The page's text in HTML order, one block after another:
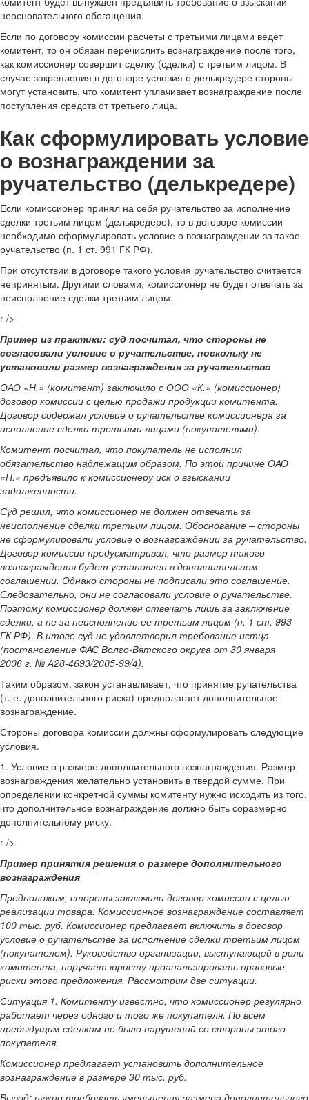
неосновательного обогащения.
Если по договору комиссии расчеты с третьими лицами ведет
комитент, то он обязан перечислить вознаграждение после того,
как комиссионер совершит сделку (сделки) с третьим лицом. В
случае закрепления в договоре условия о делькредере стороны
могут установить, что комитент уплачивает вознаграждение после
поступления средств от третьего лица.
Как сформулировать условие
о вознаграждении за
ручательство (делькредере)
Если комиссионер принял на себя ручательство за исполнение
сделки третьим лицом (делькредере), то в договоре комиссии
необходимо сформулировать условие о вознаграждении за такое
ручательство (п. 1 ст. 991 ГК РФ).
При отсутствии в договоре такого условия ручательство считается
непринятым. Другими словами, комиссионер не будет отвечать за
неисполнение сделки третьим лицом.
r />
Пример из практики: суд посчитал, что стороны не
согласовали условие о ручательстве, поскольку не
установили размер вознаграждения за ручательство
ОАО «Н.» (комитент) заключило с ООО «К.» (комиссионер)
договор комиссии с целью продажи продукции комитента.
Договор содержал условие о ручательстве комиссионера за
исполнение сделки третьими лицами (покупателями).
Комитент посчитал, что покупатель не исполнил
обязательство надлежащим образом. По этой причине ОАО
«Н.» предъявило к комиссионеру иск о взыскании
задолженности.
Суд решил, что комиссионер не должен отвечать за
неисполнение сделки третьим лицом. Обоснование – стороны
не сформулировали условие о вознаграждении за ручательство.
Договор комиссии предусматривал, что размер такого
вознаграждения будет установлен в дополнительном
соглашении. Однако стороны не подписали это соглашение.
Следовательно, они не согласовали условие о ручательстве.
Поэтому комиссионер должен отвечать лишь за заключение
сделки, а не за неисполнение ее третьим лицом (п. 1 ст. 993
ГК РФ). В итоге суд не удовлетворил требование истца
(постановление ФАС Волго-Вятского округа от 30 января
2006 г. № А28-4693/2005-99/4).
Таким образом, закон устанавливает, что принятие ручательства
(т. е. дополнительного риска) предполагает дополнительное
вознаграждение.
Стороны договора комиссии должны сформулировать следующие
условия.
1. Условие о размере дополнительного вознаграждения. Размер
вознаграждения желательно установить в твердой сумме. При
определении конкретной суммы комитенту нужно исходить из того,
что дополнительное вознаграждение должно быть соразмерно
дополнительному риску.
r />
Пример принятия решения о размере дополнительного
вознаграждения
Предположим, стороны заключили договор комиссии с целью
реализации товара. Комиссионное вознаграждение составляет
100 тыс. руб. Комиссионер предлагает включить в договор
условие о ручательстве за исполнение сделки третьим лицом
(покупателем). Руководство организации, выступающей в роли
комитента, поручает юристу проанализировать правовые
риски этого предложения. Рассмотрим две ситуации.
Ситуация 1. Комитенту известно, что комиссионер регулярно
работает через одного и того же покупателя. По всем
предыдущим сделкам не было нарушений со стороны этого
покупателя.
Комиссионер предлагает установить дополнительное
вознаграждение в размере 30 тыс. руб.
Вывод: нужно требовать уменьшения размера дополнительного